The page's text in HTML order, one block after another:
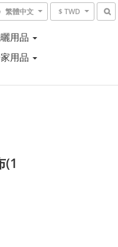
繁體中文 $ TWD
用品
用品
(1